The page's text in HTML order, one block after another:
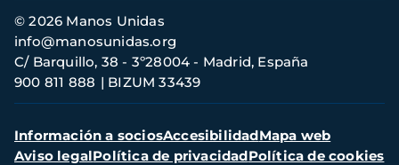
Información
de
contacto
© 2026 Manos Unidas
C/ Barquillo, 38 - 3º28004 - Madrid, España
900 811 888
BIZUM 33439
info@manosunidas.org
Menú
secundario
Información a sociosAccesibilidadMapa web
Aviso legalPolítica de privacidadPolítica de cookies